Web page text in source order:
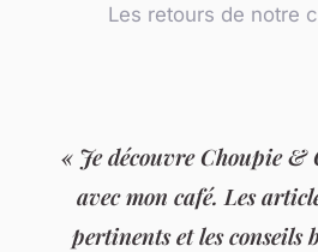
Les retours de notre
« Je découvre Choupie &
avec mon café. Les
pertinents et les conseils